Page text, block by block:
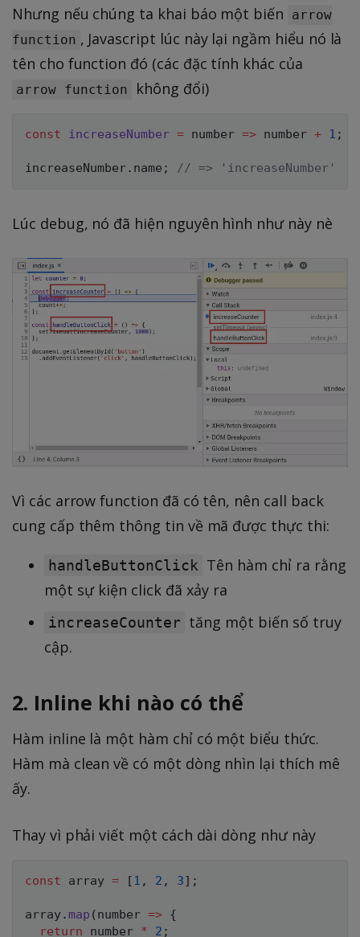
Nhưng nếu chúng ta khai báo một biến
arrow
function , Javascript lúc này lại ngầm hiểu nó là
tên cho function đó (các đặc tính khác của
arrow function không đổi)
const increaseNumber = number => number + 1 ;
increaseNumber. name ; // => 'increaseNumber'
Lúc debug, nó đã hiện nguyên hình như này nè
Vì các arrow function đã có tên, nên call back
cung cấp thêm thông tin về mã được thực thi:
handleButtonClick Tên hàm chỉ ra rằng
một sự kiện click đã xảy ra
increaseCounter tăng một biến số truy
cập.
2. Inline khi nào có thể
Hàm inline là một hàm chỉ có một biểu thức.
Hàm mà clean về có một dòng nhìn lại thích mê
ấy.
Thay vì phải viết một cách dài dòng như này
const array = [ 1 , 2 , 3] ;
array. map ( number => {
return number * 2 ;